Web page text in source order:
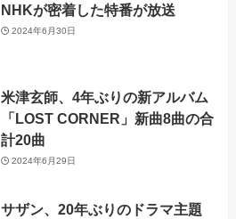
NHKが密着した特番が放送
2024年6月30日
米津玄師、4年ぶりの新アルバム
「LOST CORNER」新曲8曲の合
計20曲
2024年6月29日
サザン、20年ぶりのドラマ主題